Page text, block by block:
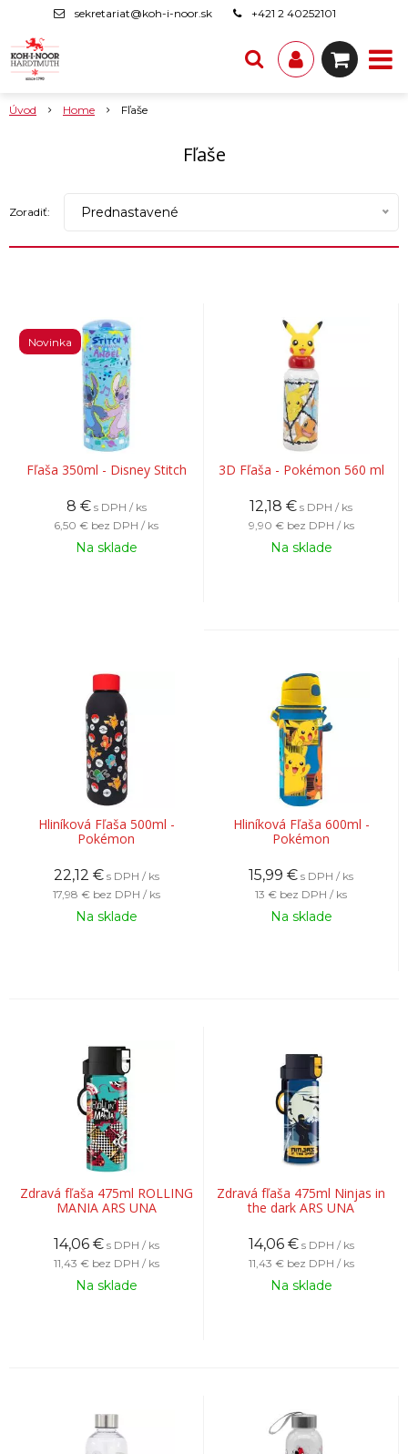
sekretariat@koh-i-noor.sk +421 2 40252101
Úvod Home Fľaše
Fľaše
Zoradiť: Prednastavené
Fľaša 350ml - Disney Stitch
Novinka
8 € s DPH / ks
6,50 € bez DPH / ks
Na sklade
3D Fľaša - Pokémon 560 ml
12,18 € s DPH / ks
9,90 € bez DPH / ks
Na sklade
Hliníková Fľaša 500ml -
Pokémon
22,12 € s DPH / ks
17,98 € bez DPH / ks
Na sklade
Hliníková Fľaša 600ml -
Pokémon
15,99 € s DPH / ks
13 € bez DPH / ks
Na sklade
Zdravá fľaša 475ml ROLLING
MANIA ARS UNA
14,06 € s DPH / ks
11,43 € bez DPH / ks
Na sklade
Zdravá fľaša 475ml Ninjas in
the dark ARS UNA
14,06 € s DPH / ks
11,43 € bez DPH / ks
Na sklade